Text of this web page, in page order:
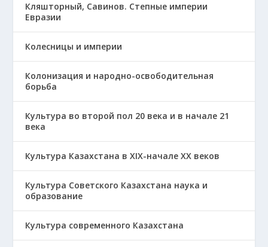
Кляшторный, Савинов. Степные империи
Евразии
Колесницы и империи
Колонизация и народно-освободительная
борьба
Культура во второй пол 20 века и в начале 21
века
Культура Казахстана в ХІХ-начале ХХ веков
Культура Советского Казахстана наука и
образование
Культура современного Казахстана